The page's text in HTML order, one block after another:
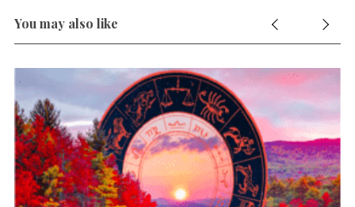
You may also like